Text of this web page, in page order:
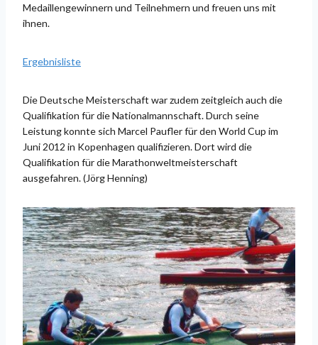
Medaillengewinnern und Teilnehmern und freuen uns mit
ihnen.
Ergebnisliste
Die Deutsche Meisterschaft war zudem zeitgleich auch die
Qualifikation für die Nationalmannschaft. Durch seine
Leistung konnte sich Marcel Paufler für den World Cup im
Juni 2012 in Kopenhagen qualifizieren. Dort wird die
Qualifikation für die Marathonweltmeisterschaft
ausgefahren. (Jörg Henning)